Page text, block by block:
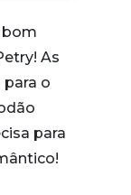
bom
As
para o
para